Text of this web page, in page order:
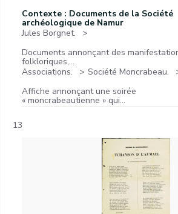
Contexte : Documents de la Société
archéologique de Namur
Jules Borgnet.
Documents annonçant des
folkloriques,...
Associations.
Société Moncrabeau.
Affiche annonçant une soirée
« moncrabeautienne » qui...
13